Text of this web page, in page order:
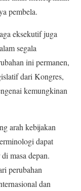
pembela.
eksekutif juga
segala
ini permanen,
dari Kongres,
kemungkinan
arah kebijakan
dapat
masa depan.
perubahan
dan